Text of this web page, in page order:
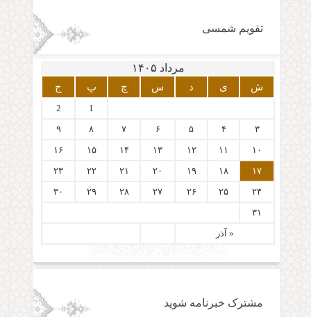
تقویم شمسی
مرداد ۱۴۰۵
ش ی س چ پ ج
« آذر
۳
۹
۱۰
۱۱ ۱۲ ۱۳ ۱۴ ۱۵
۱۶
۱۷
۱۸ ۱۹ ۲۰ ۲۱ ۲۲
۲۳
۲۴
۲۵ ۲۶ ۲۷ ۲۸ ۲۹
۳۰
۳۱
مشترک خبرنامه شوید